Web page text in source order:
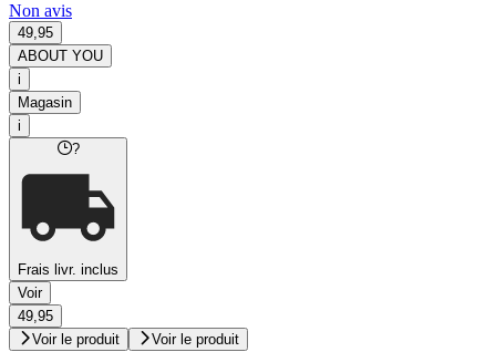
Non avis
49,95
ABOUT YOU
i
Magasin
i
?
Frais livr. inclus
Voir
49,95
Voir le produit
Voir le produit